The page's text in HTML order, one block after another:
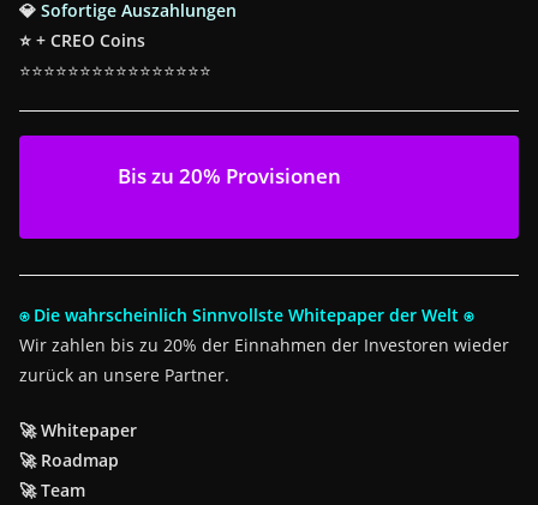
💎 Sofortige Auszahlungen
⭐ + CREO Coins
⭐⭐⭐⭐⭐⭐⭐⭐⭐⭐⭐⭐⭐⭐⭐⭐
Bis zu 20% Provisionen
⍟ Die wahrscheinlich Sinnvollste Whitepaper der Welt ⍟
Wir zahlen bis zu 20% der Einnahmen der Investoren wieder
zurück an unsere Partner.
🚀 Whitepaper
🚀 Roadmap
🚀 Team